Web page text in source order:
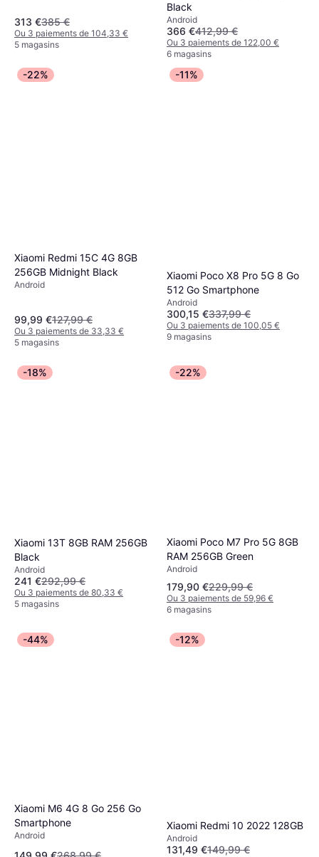
313 €385 €
Ou 3 paiements de 104,33 €
5 magasins
Black
Android
366 €412,99 €
Ou 3 paiements de 122,00 €
6 magasins
-22%
Xiaomi Redmi 15C 4G 8GB
256GB Midnight Black
Android
99,99 €127,99 €
Ou 3 paiements de 33,33 €
5 magasins
-11%
Xiaomi Poco X8 Pro 5G 8 Go
512 Go Smartphone
Android
300,15 €337,99 €
Ou 3 paiements de 100,05 €
9 magasins
-18%
Xiaomi 13T 8GB RAM 256GB
Black
Android
241 €292,99 €
Ou 3 paiements de 80,33 €
5 magasins
-22%
Xiaomi Poco M7 Pro 5G 8GB
RAM 256GB Green
Android
179,90 €229,99 €
Ou 3 paiements de 59,96 €
6 magasins
-44%
Xiaomi M6 4G 8 Go 256 Go
Smartphone
Android
-12%
Xiaomi Redmi 10 2022 128GB
Android
131,49 €149,99 €